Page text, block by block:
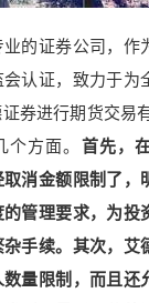
的证券公司，作
认证，致力于为
券进行期货交易
个方面。 首先，
消金额限制了，
管理要求，为投
手续。其次，艾
量限制，而且还